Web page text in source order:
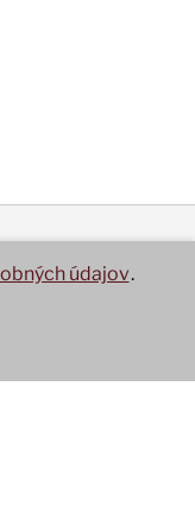
údajov.